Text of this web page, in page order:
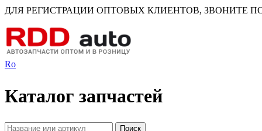
ДЛЯ РЕГИСТРАЦИИ ОПТОВЫХ КЛИЕНТОВ, ЗВОНИТЕ ПО
Ro
Каталог запчастей